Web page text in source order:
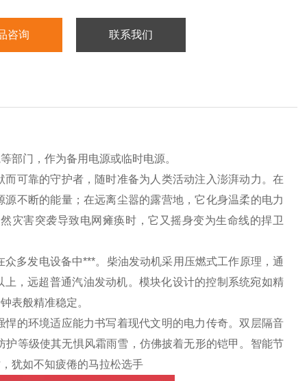
咨询 联系我们
部门，作为备用电源或临时电源。
可靠的守护者，随时准备为人类活动注入澎湃动力。在
不断的能量；在远离尘嚣的露营地，它化身温柔的电力
灾害突袭导致电网瘫痪时，它又摇身变为生命线的捍卫
多发电设备中***。柴油发动机采用压燃式工作原理，通
，远超普通汽油发动机。模块化设计的控制系统宛如精
表般精准稳定。
的环境适应能力书写着现代文明的电力传奇。双层隔音
等级使其无惧风霜雨雪，仿佛披着无形的铠甲。智能节
犹如不知疲倦的马拉松选手